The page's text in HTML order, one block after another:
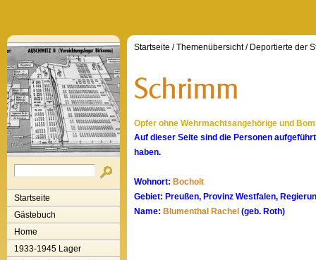
Startseite
Gästebuch
Home
1933-1945 Lager
Startseite /Themenübersicht/ Deportierte der
Opfer ohne Wehrmachtsangehörige und
Auf dieser Seite sind die Personen
haben.
Wohnort: Bocholt
Gebiet: Preußen, Provinz Westfalen,
Name: Blumenthal Rachel (geb. Roth)